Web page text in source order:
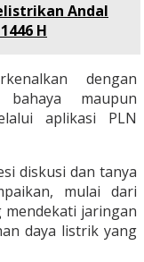
Andal
H
dengan
maupun
aplikasi PLN
diskusi dan tanya
mulai dari
jaringan
daya listrik yang